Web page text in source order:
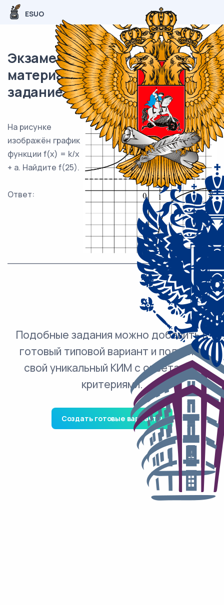
ESUO
Экзаменационный (типовой)
материал ЕГЭ / профиль / 11
задание (24) / 72
На рисунке
изображён график
функции f(x) = k/x
+ a. Найдите f(25).
Ответ:
___________________________.
Подобные задания можно добавить в
готовый типовой вариант и получить
свой уникальный КИМ с ответами и
критериями.
Создать готовые варианты